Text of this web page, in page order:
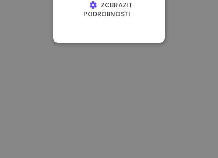
ZOBRAZIT
PODROBNOSTI